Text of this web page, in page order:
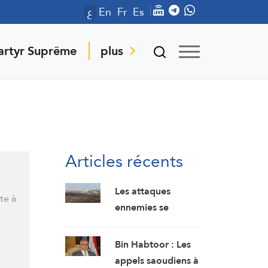
ع En Fr Es
Suprême plus
à
Articles récents
Les attaques
ennemies se
soldat libanais
blessé par une
Bin Habtoor : Les
appels saoudiens à